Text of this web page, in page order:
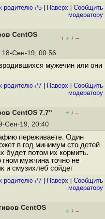
родителю #5 Наверх
Cообщить
модератору
CentOS
–1 + / –
18-Сен-19, 00:56
мужечин или они
родителю #7 Наверх
Cообщить
модератору
CentOS 7.7" + / –
Сен-19, 20:40
переживаете. Один
в год минимум сто детей
будет потом их кормить.
мужчина точно не
и смузихлеб сойдет
родителю #7 Наверх
Cообщить
модератору
CentOS
+ / –